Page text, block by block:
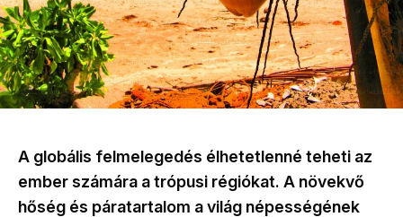
A globális felmelegedés élhetetlenné teheti az
ember számára a trópusi régiókat. A növekvő
hőség és páratartalom a világ népességének